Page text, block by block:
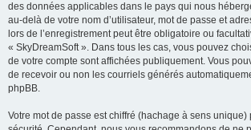
des données applicables dans le pays qui nous
au-delà de votre nom d’utilisateur, mot de passe et
lors de l’enregistrement peut être obligatoire ou
« SkyDreamSoft ». Dans tous les cas, vous pouvez
de votre compte sont affichées publiquement. Vous
de recevoir ou non les courriels générés
phpBB.
Votre mot de passe est chiffré (hachage à sens unique)